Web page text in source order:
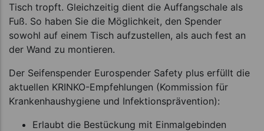
Tisch tropft. Gleichzeitig dient die Auffangschale als
Fuß. So haben Sie die Möglichkeit, den Spender
sowohl auf einem Tisch aufzustellen, als auch fest an
der Wand zu montieren.
Der Seifenspender Eurospender Safety plus erfüllt die
aktuellen KRINKO-Empfehlungen (Kommission für
Krankenhaushygiene und Infektionsprävention):
Erlaubt die Bestückung mit Einmalgebinden